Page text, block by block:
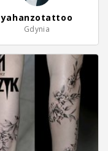
yahanzotattoo
Gdynia